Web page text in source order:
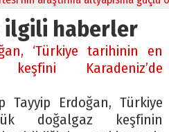
ilgili haberler
‘Türkiye tarihinin en
Karadeniz’de
Tayyip Erdoğan, Türkiye
doğalgaz keşfinin